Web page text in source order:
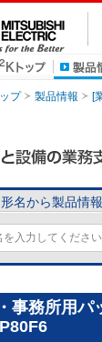
プ 製品情報 [
形名から製品情
事務所用パ